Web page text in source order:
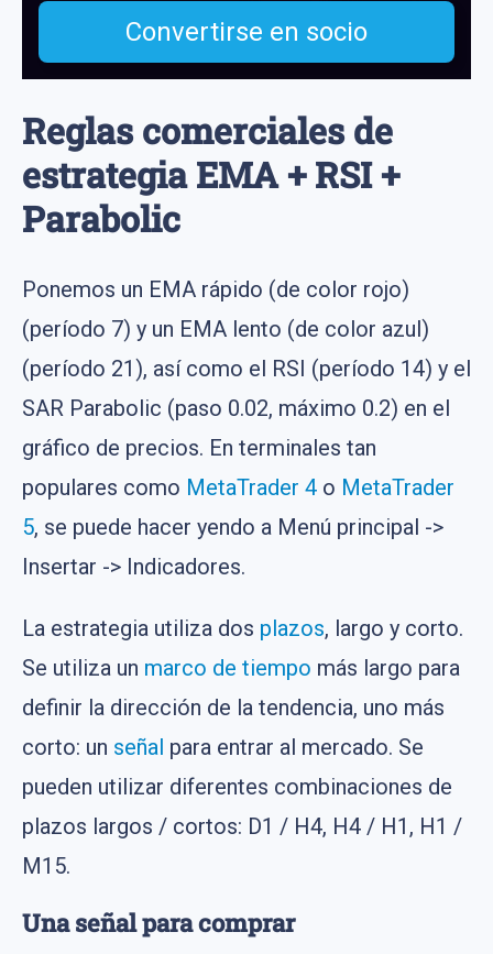
Convertirse en socio
Reglas comerciales de
estrategia EMA + RSI +
Parabolic
Ponemos un EMA rápido (de color rojo)
(período 7) y un EMA lento (de color azul)
(período 21), así como el RSI (período 14) y el
SAR Parabolic (paso 0.02, máximo 0.2) en el
gráfico de precios. En terminales tan
populares como MetaTrader 4 o MetaTrader
5, se puede hacer yendo a Menú principal ->
Insertar -> Indicadores.
La estrategia utiliza dos plazos, largo y corto.
Se utiliza un marco de tiempo más largo para
definir la dirección de la tendencia, uno más
corto: un señal para entrar al mercado. Se
pueden utilizar diferentes combinaciones de
plazos largos / cortos: D1 / H4, H4 / H1, H1 /
M15.
Una señal para comprar